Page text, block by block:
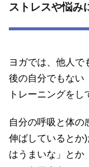
ストレスや悩み
ヨガでは、他人で
後の自分でもない
トレーニングをし
自分の呼吸と体の
伸ばしているとか
はうまいな」と